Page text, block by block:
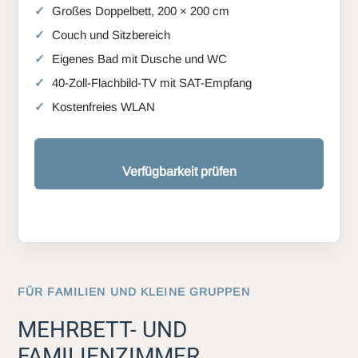
Großes Doppelbett, 200 × 200 cm
Couch und Sitzbereich
Eigenes Bad mit Dusche und WC
40-Zoll-Flachbild-TV mit SAT-Empfang
Kostenfreies WLAN
Verfügbarkeit prüfen
FÜR FAMILIEN UND KLEINE GRUPPEN
MEHRBETT- UND